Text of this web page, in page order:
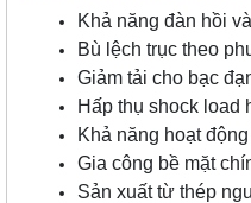
Khả năng đàn hồi
Bù lệch trục theo
Giảm tải cho bạc
Hấp thụ shock load
Khả năng hoạt
Gia công bề mặt
Sản xuất từ thép